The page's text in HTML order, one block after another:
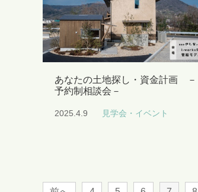
あなたの土地探し・資金計画 －
予約制相談会－
2025.4.9 見学会・イベント